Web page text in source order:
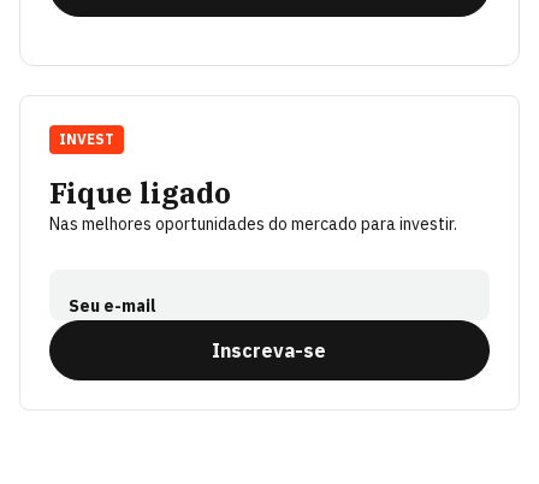
Fique ligado
Nas melhores oportunidades do mercado para investir.
Seu e-mail
Inscreva-se
INVEST